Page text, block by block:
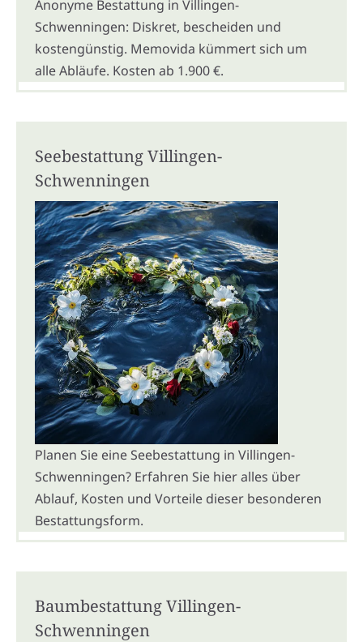
Anonyme Bestattung in Villingen-
Schwenningen: Diskret, bescheiden und
kostengünstig. Memovida kümmert sich um
alle Abläufe. Kosten ab 1.900 €.
Seebestattung Villingen-
Schwenningen
Planen Sie eine Seebestattung in Villingen-
Schwenningen? Erfahren Sie hier alles über
Ablauf, Kosten und Vorteile dieser besonderen
Bestattungsform.
Baumbestattung Villingen-
Schwenningen